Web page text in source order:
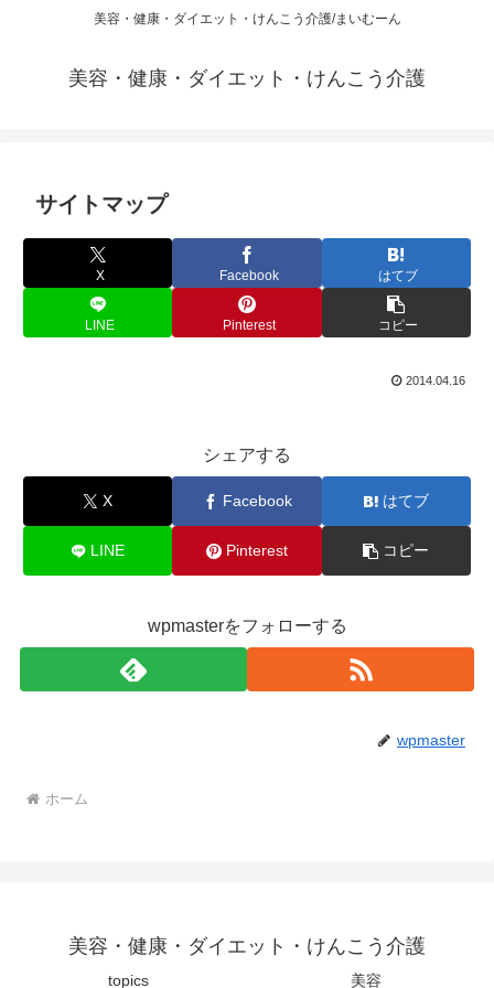
美容・健康・ダイエット・けんこう介護/まいむーん
美容・健康・ダイエット・けんこう介護
サイトマップ
X Facebook はてブ
LINE Pinterest コピー
2014.04.16
シェアする
X Facebook はてブ
LINE Pinterest コピー
wpmasterをフォローする
wpmaster
ホーム
美容・健康・ダイエット・けんこう介護
topics 美容